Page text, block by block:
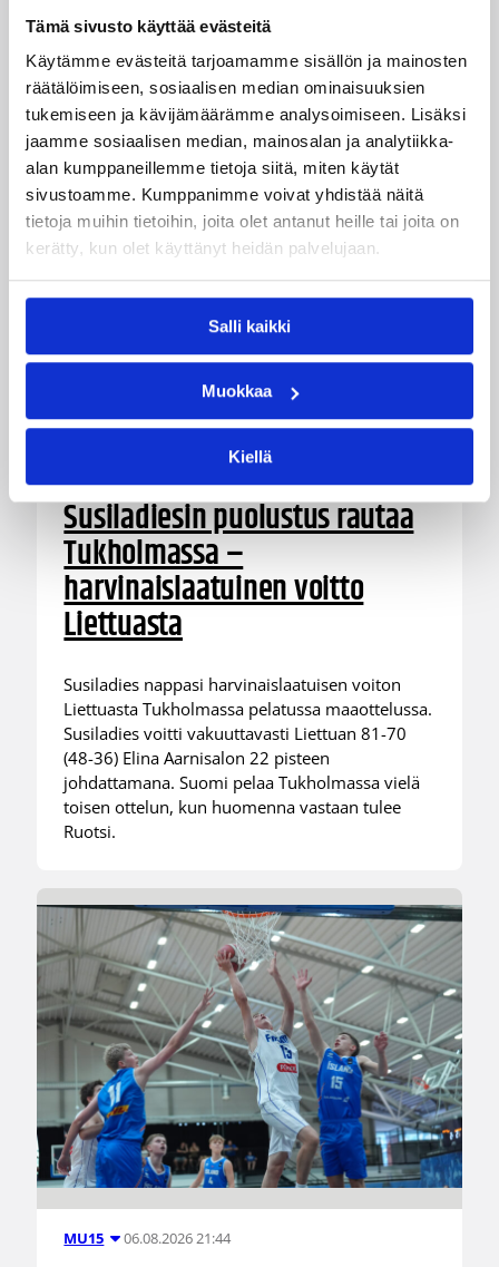
Tämä sivusto käyttää evästeitä
Käytämme evästeitä tarjoamamme sisällön ja mainosten
räätälöimiseen, sosiaalisen median ominaisuuksien
tukemiseen ja kävijämäärämme analysoimiseen. Lisäksi
jaamme sosiaalisen median, mainosalan ja analytiikka-
alan kumppaneillemme tietoja siitä, miten käytät
sivustoamme. Kumppanimme voivat yhdistää näitä
tietoja muihin tietoihin, joita olet antanut heille tai joita on
kerätty, kun olet käyttänyt heidän palvelujaan.
Salli kaikki
Muokkaa
Kiellä
Liettuassa, Romaniassa, Bosniassa ja viimeksi
Islannissa.
06.08.2026 21:44
Susiladiesin puolustus rautaa
Tukholmassa –
harvinaislaatuinen voitto
Liettuasta
Susiladies nappasi harvinaislaatuisen voiton
Liettuasta Tukholmassa pelatussa maaottelussa.
Susiladies voitti vakuuttavasti Liettuan 81-70
(48-36) Elina Aarnisalon 22 pisteen
johdattamana. Suomi pelaa Tukholmassa vielä
toisen ottelun, kun huomenna vastaan tulee
Ruotsi.
MU15 06.08.2026 21:44